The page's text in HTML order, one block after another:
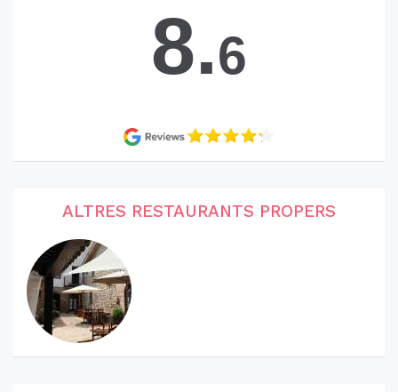
8.6
ALTRES RESTAURANTS PROPERS